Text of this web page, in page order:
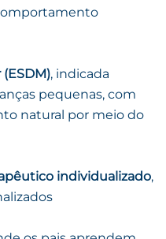
, indicada
pequenas, com
natural por meio do
individualizado,